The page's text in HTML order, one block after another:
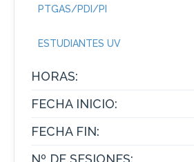
PTGAS/PDI/PI
ESTUDIANTES UV
HORAS:
FECHA INICIO:
FECHA FIN:
Nº DE SESIONES: